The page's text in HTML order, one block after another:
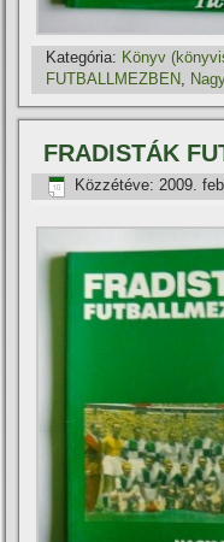
Kategória: Könyv
FUTBALLMEZBEN,
FRADISTÁK
Közzétéve: 2009.